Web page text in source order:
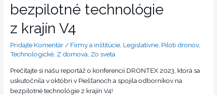
bezpilotné technológie
z krajín V4
Pridajte Komentár / Firmy a inštitúcie Legislatívne Piloti dronov,
Technologické Z domova Zo sveta
Prečítajte si našu reportáž o konferencii DRONTEX 2023, ktorá sa
uskutočnila v októbri v Piešťanoch a spojila odborníkov na
bezpilotné technológie z krajín V4!